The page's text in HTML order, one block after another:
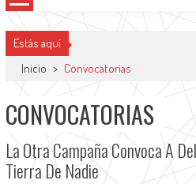
Estás aquí
Inicio > Convocatorias
CONVOCATORIAS
La Otra Campaña Convoca A
Tierra De Nadie